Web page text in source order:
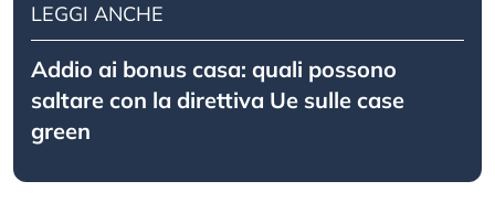
LEGGI ANCHE
Addio ai bonus casa: quali possono
saltare con la direttiva Ue sulle case
green